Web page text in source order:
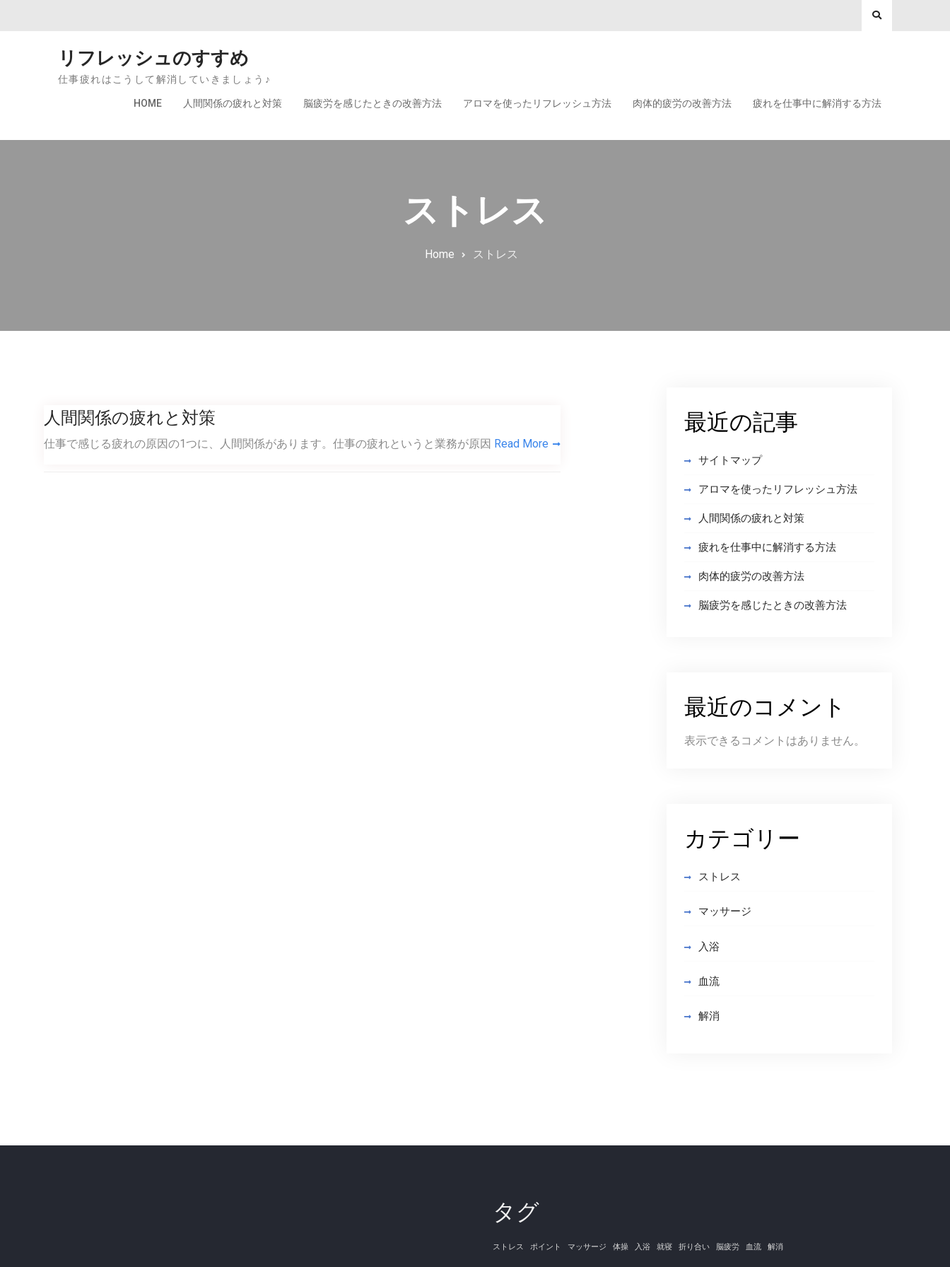
リフレッシュのすすめ
仕事疲れはこうして解消していきましょう♪
HOME 人間関係の疲れと対策 脳疲労を感じたときの改善方法 アロマを使ったリフレッシュ方法 肉体的疲労の改善方法 疲れを仕事中に解消する方法
ストレス
Home ストレス
人間関係の疲れと対策
仕事で感じる疲れの原因の1つに、人間関係があります。仕事の疲れというと業務が原因 Read More
最近の記事
サイトマップ
アロマを使ったリフレッシュ方法
人間関係の疲れと対策
疲れを仕事中に解消する方法
肉体的疲労の改善方法
脳疲労を感じたときの改善方法
最近のコメント
表示できるコメントはありません。
カテゴリー
ストレス
マッサージ
入浴
血流
解消
タグ
ストレス ポイント マッサージ 体操 入浴 就寝 折り合い 脳疲労 血流 解消